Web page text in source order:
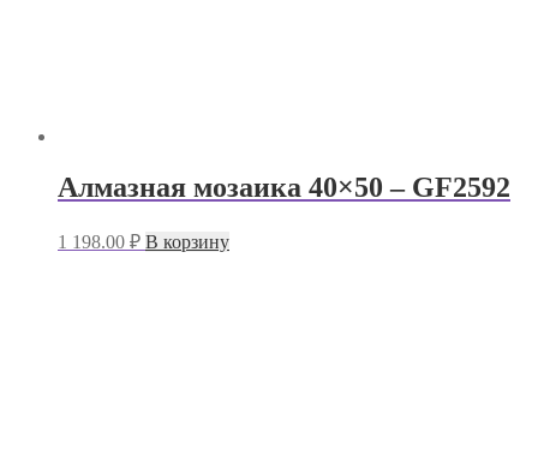
Алмазная мозаика 40×50 – GF2592
1 198.00 ₽ В корзину